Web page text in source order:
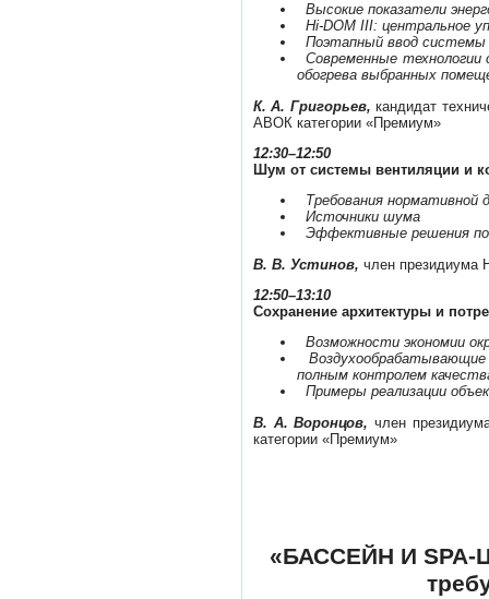
Высокие показатели
Hi-DOM III: центральное
Поэтапный ввод системы
­Современные технологии
обогрева выбранных
К. А. Григорьев, кандидат
АВОК категории «Премиум»
12:30–12:50
Шум от системы вентиляции и
Требования нормативной
Источники шума
Эффективные решения
В. В. Устинов, член
12:50–13:10
Сохранение архитектуры и
Возможности экономии
­Воздухообрабатывающие
полным контролем
Примеры реализации
В. А. Воронцов, член
категории «Премиум»
«БАССЕЙН И SPA-